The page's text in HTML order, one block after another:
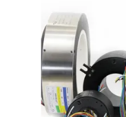
PRIVACY
POLICY